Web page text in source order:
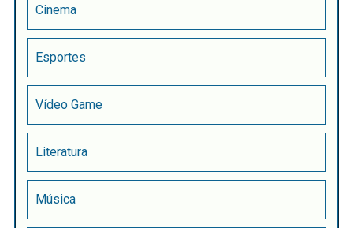
Cinema
Esportes
Vídeo Game
Literatura
Música